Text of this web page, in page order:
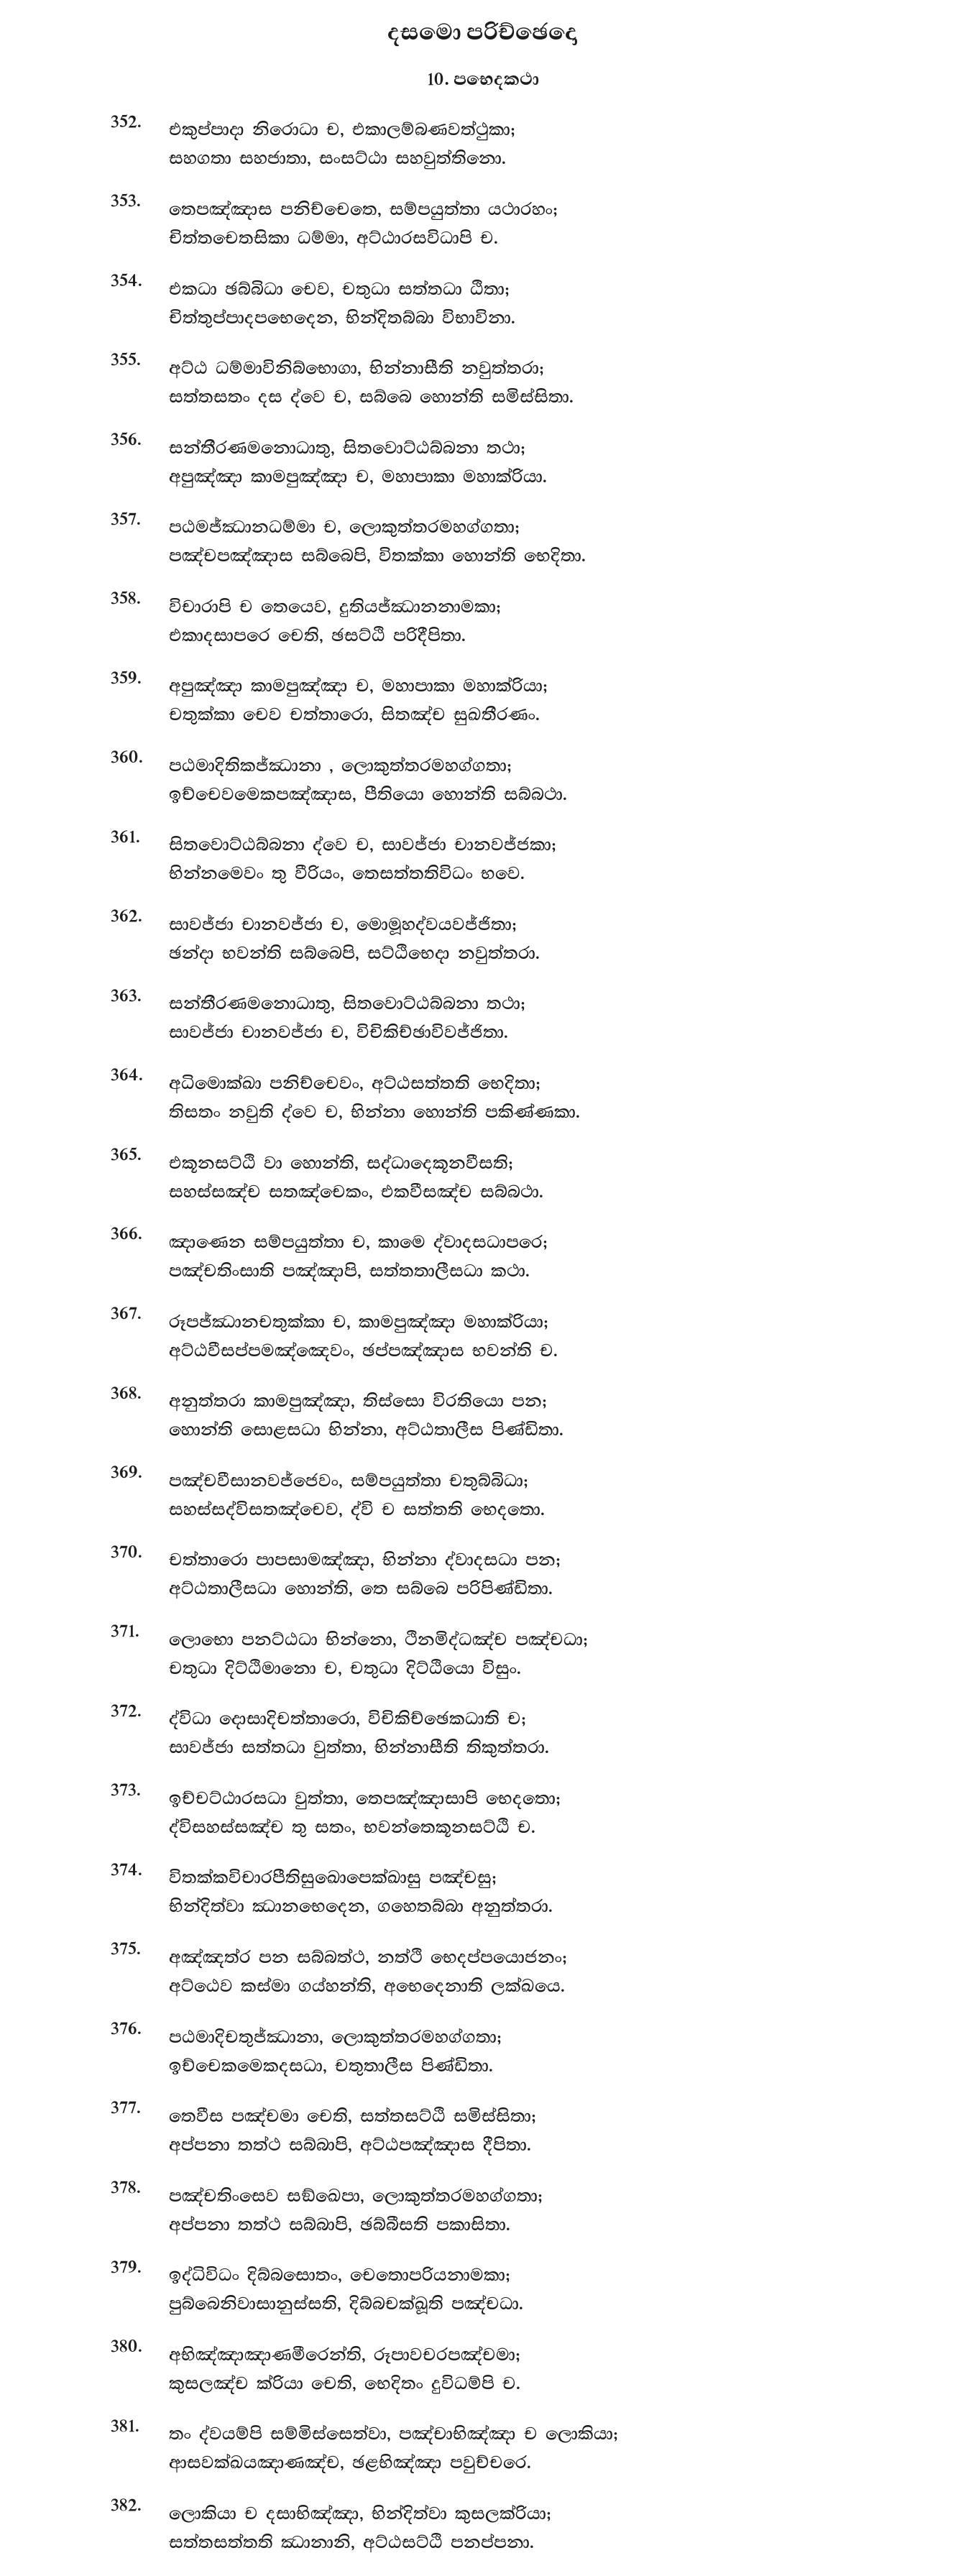
දසමො පරිච්ඡෙදො
10. පභෙදකථා
352.
එකුප්පාදා නිරොධා ච, එකාලම්බණවත්ථුකා;
සහගතා සහජාතා, සංසට්ඨා සහවුත්තිනො.
353.
තෙපඤ්ඤාස පනිච්චෙතෙ, සම්පයුත්තා යථාරහං;
චිත්තචෙතසිකා ධම්මා, අට්ඨාරසවිධාපි ච.
354. එකධා ඡබ්බිධා චෙව, චතුධා සත්තධා ඨිතා;
චිත්තුප්පාදපභෙදෙන, භින්දිතබ්බා විභාවිනා.
355.
අට්ඨ ධම්මාවිනිබ්භොගා, භින්නාසීති නවුත්තරා;
සත්තසතං දස ද්වෙ ච, සබ්බෙ හොන්ති සමිස්සිතා.
356.
සන්තීරණමනොධාතු, සිතවොට්ඨබ්බනා තථා;
අපුඤ්ඤා කාමපුඤ්ඤා ච, මහාපාකා මහාක්රියා.
357.
පඨමජ්ඣානධම්මා ච, ලොකුත්තරමහග්ගතා;
පඤ්චපඤ්ඤාස සබ්බෙපි, විතක්කා හොන්ති භෙදිතා.
358.
විචාරාපි ච තෙයෙව, දුතියජ්ඣානනාමකා;
එකාදසාපරෙ චෙති, ඡසට්ඨි පරිදීපිතා.
359.
අපුඤ්ඤා කාමපුඤ්ඤා ච, මහාපාකා මහාක්රියා;
චතුක්කා චෙව චත්තාරො, සිතඤ්ච සුඛතීරණං.
360. පඨමාදිතිකජ්ඣානා , ලොකුත්තරමහග්ගතා;
ඉච්චෙවමෙකපඤ්ඤාස, පීතියො හොන්ති සබ්බථා.
361.
සිතවොට්ඨබ්බනා ද්වෙ ච, සාවජ්ජා චානවජ්ජකා;
භින්නමෙවං තු වීරියං, තෙසත්තතිවිධං භවෙ.
362.
සාවජ්ජා චානවජ්ජා ච, මොමූහද්වයවජ්ජිතා;
ඡන්දා භවන්ති සබ්බෙපි, සට්ඨිභෙදා නවුත්තරා.
363.
සන්තීරණමනොධාතු, සිතවොට්ඨබ්බනා තථා;
සාවජ්ජා චානවජ්ජා ච, විචිකිච්ඡාවිවජ්ජිතා.
364.
අධිමොක්ඛා පනිච්චෙවං, අට්ඨසත්තති භෙදිතා;
තිසතං නවුති ද්වෙ ච, භින්නා හොන්ති පකිණ්ණකා.
365.
එකූනසට්ඨි වා හොන්ති, සද්ධාදෙකූනවීසති;
සහස්සඤ්ච සතඤ්චෙකං, එකවීසඤ්ච සබ්බථා.
366. ඤාණෙන සම්පයුත්තා ච, කාමෙ ද්වාදසධාපරෙ;
පඤ්චතිංසාති පඤ්ඤාපි, සත්තතාලීසධා කථා.
367.
රූපජ්ඣානචතුක්කා ච, කාමපුඤ්ඤා මහාක්රියා;
අට්ඨවීසප්පමඤ්ඤෙවං, ඡප්පඤ්ඤාස භවන්ති ච.
368.
අනුත්තරා කාමපුඤ්ඤා, තිස්සො විරතියො පන;
හොන්ති සොළසධා භින්නා, අට්ඨතාලීස පිණ්ඩිතා.
369.
පඤ්චවීසානවජ්ජෙවං, සම්පයුත්තා චතුබ්බිධා;
සහස්සද්විසතඤ්චෙව, ද්වි ච සත්තති භෙදතො.
370.
චත්තාරො පාපසාමඤ්ඤා, භින්නා ද්වාදසධා පන;
අට්ඨතාලීසධා හොන්ති, තෙ සබ්බෙ පරිපිණ්ඩිතා.
371.
ලොභො පනට්ඨධා භින්නො, ථිනමිද්ධඤ්ච පඤ්චධා;
චතුධා දිට්ඨිමානො ච, චතුධා දිට්ඨියො විසුං.
372.
ද්විධා දොසාදිචත්තාරො, විචිකිච්ඡෙකධාති ච;
සාවජ්ජා සත්තධා වුත්තා, භින්නාසීති තිකුත්තරා.
373. ඉච්චට්ඨාරසධා වුත්තා, තෙපඤ්ඤාසාපි භෙදතො;
ද්විසහස්සඤ්ච තු සතං, භවන්තෙකූනසට්ඨි ච.
374.
විතක්කවිචාරපීතිසුඛොපෙක්ඛාසු පඤ්චසු;
භින්දිත්වා ඣානභෙදෙන, ගහෙතබ්බා අනුත්තරා.
375.
අඤ්ඤත්ර පන සබ්බත්ථ, නත්ථි භෙදප්පයොජනං;
අට්ඨෙව කස්මා ගය්හන්ති, අභෙදෙනාති ලක්ඛයෙ.
376.
පඨමාදිචතුජ්ඣානා, ලොකුත්තරමහග්ගතා;
ඉච්චෙකමෙකදසධා, චතුතාලීස පිණ්ඩිතා.
377.
තෙවීස පඤ්චමා චෙති, සත්තසට්ඨි සමිස්සිතා;
අප්පනා තත්ථ සබ්බාපි, අට්ඨපඤ්ඤාස දීපිතා.
378. පඤ්චතිංසෙව සඞ්ඛෙපා, ලොකුත්තරමහග්ගතා;
අප්පනා තත්ථ සබ්බාපි, ඡබ්බීසති පකාසිතා.
379.
ඉද්ධිවිධං දිබ්බසොතං, චෙතොපරියනාමකා;
පුබ්බෙනිවාසානුස්සති, දිබ්බචක්ඛූති පඤ්චධා.
380.
අභිඤ්ඤාඤාණමීරෙන්ති, රූපාවචරපඤ්චමා;
කුසලඤ්ච ක්රියා චෙති, භෙදිතං දුවිධම්පි ච.
381.
තං ද්වයම්පි සම්මිස්සෙත්වා, පඤ්චාභිඤ්ඤා ච ලොකියා;
ආසවක්ඛයඤාණඤ්ච, ඡළභිඤ්ඤා පවුච්චරෙ.
382.
ලොකියා ච දසාභිඤ්ඤා, භින්දිත්වා කුසලක්රියා;
සත්තසත්තති ඣානානි, අට්ඨසට්ඨි පනප්පනා.